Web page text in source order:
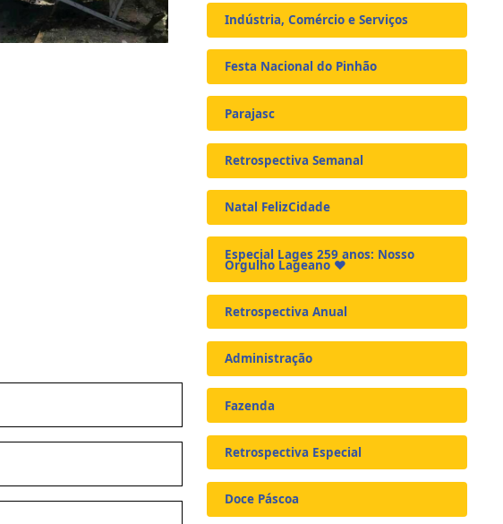
Indústria, Comércio e Serviços
Festa Nacional do Pinhão
Parajasc
Retrospectiva Semanal
Natal FelizCidade
Especial Lages 259 anos: Nosso
Orgulho Lageano ❤️
Retrospectiva Anual
Administração
Fazenda
Retrospectiva Especial
Doce Páscoa